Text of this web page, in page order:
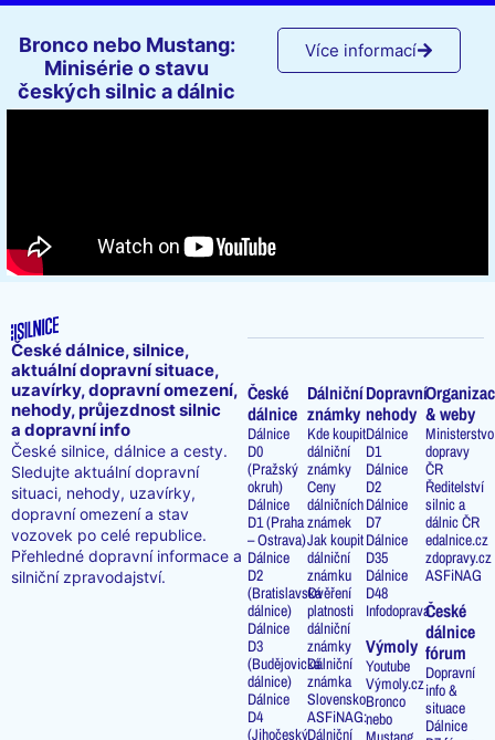
Bronco nebo Mustang:
Minisérie o stavu
českých silnic a dálnic
Více informací
České dálnice, silnice,
aktuální dopravní situace,
uzavírky, dopravní omezení,
nehody, průjezdnost silnic
a dopravní info
České silnice, dálnice a cesty.
Sledujte aktuální dopravní
situaci, nehody, uzavírky,
dopravní omezení a stav
vozovek po celé republice.
Přehledné dopravní informace a
silniční zpravodajství.
České
dálnice
Dálnice
D0
(Pražský
okruh)
Dálnice
D1 (Praha
– Ostrava)
Dálnice
D2
(Bratislavská
dálnice)
Dálnice
D3
(Budějovická
dálnice)
Dálnice
D4
(Jihočeský
Dálniční
známky
Kde koupit
dálniční
známky
Ceny
dálničních
známek
Jak koupit
dálniční
známku
Ověření
platnosti
dálniční
známky
Dálniční
známka
Slovensko
ASFiNAG:
Dálniční
Dopravní
nehody
Dálnice
D1
Dálnice
D2
Dálnice
D7
Dálnice
D35
Dálnice
D48
Infodoprava
Výmoly
Youtube
Výmoly.cz
Bronco
nebo
& weby
Ministerstvo
dopravy
ČR
Ředitelství
silnic a
dálnic ČR
edalnice.cz
zdopravy.cz
ASFiNAG
České
dálnice
fórum
Dopravní
info &
situace
Dálnice